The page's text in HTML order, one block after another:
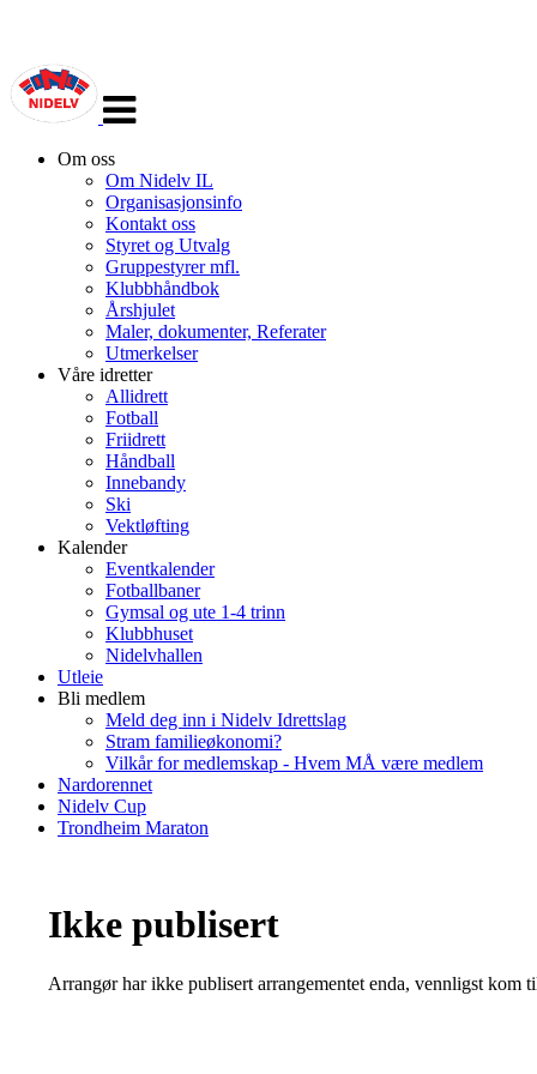
navigasjon
Om oss
Om Nidelv IL
Organisasjonsinfo
Kontakt oss
Styret og Utvalg
Gruppestyrer mfl.
Klubbhåndbok
Årshjulet
Maler, dokumenter, Referater
Utmerkelser
Våre idretter
Allidrett
Fotball
Friidrett
Håndball
Innebandy
Ski
Vektløfting
Kalender
Eventkalender
Fotballbaner
Gymsal og ute 1-4 trinn
Klubbhuset
Nidelvhallen
Utleie
Bli medlem
Meld deg inn i Nidelv Idrettslag
Stram familieøkonomi?
Vilkår for medlemskap - Hvem MÅ være medlem
Nardorennet
Nidelv Cup
Trondheim Maraton
Ikke publisert
Arrangør har ikke publisert arrangementet enda, vennligst kom